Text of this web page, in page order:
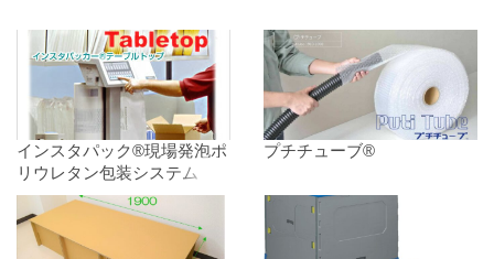
インスタパック®現場発泡ポ
リウレタン包装システム
プチチューブ®